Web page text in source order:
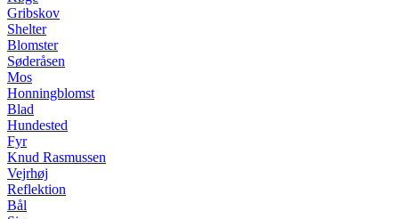
Gribskov
Shelter
Blomster
Søderåsen
Mos
Honningblomst
Blad
Hundested
Fyr
Knud Rasmussen
Vejrhøj
Reflektion
Bål